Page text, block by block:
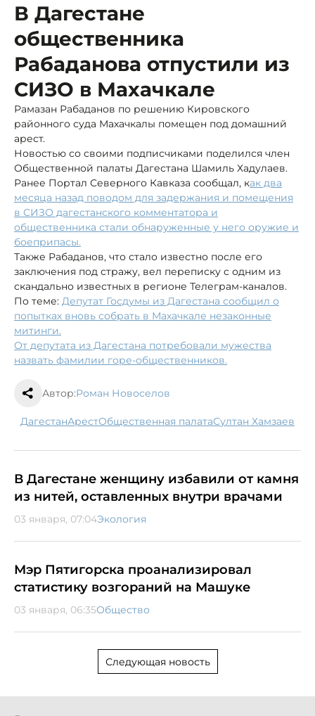
В Дагестане
общественника
Рабаданова отпустили из
СИЗО в Махачкале
Рамазан Рабаданов по решению Кировского
районного суда Махачкалы помещен под домашний
арест.
Новостью со своими подписчиками поделился член
Общественной палаты Дагестана Шамиль Хадулаев.
Ранее Портал Северного Кавказа сообщал, как два
месяца назад поводом для задержания и помещения
в СИЗО дагестанского комментатора и
общественника стали обнаруженные у него оружие и
боеприпасы.
Также Рабаданов, что стало известно после его
заключения под стражу, вел переписку с одним из
скандально известных в регионе Телеграм-каналов.
По теме: Депутат Госдумы из Дагестана сообщил о
попытках вновь собрать в Махачкале незаконные
митинги.
От депутата из Дагестана потребовали мужества
назвать фамилии горе-общественников.
Автор:Роман Новоселов
Дагестан арест Общественная палата Султан Хамзаев
В Дагестане женщину избавили от камня
из нитей, оставленных внутри врачами
03 января, 07:04Экология
Мэр Пятигорска проанализировал
статистику возгораний на Машуке
03 января, 06:35Общество
Следующая новость